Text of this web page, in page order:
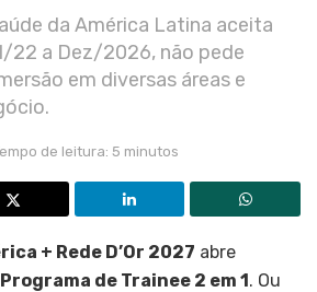
da América Latina aceita
22 a Dez/2026, não pede
em diversas áreas e
de leitura: 5 minutos
+ Rede D’Or 2027 abre
Programa de Trainee 2 em 1. Ou